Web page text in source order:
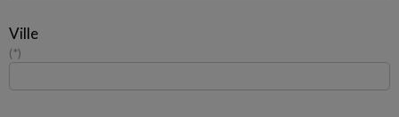
Ville
*